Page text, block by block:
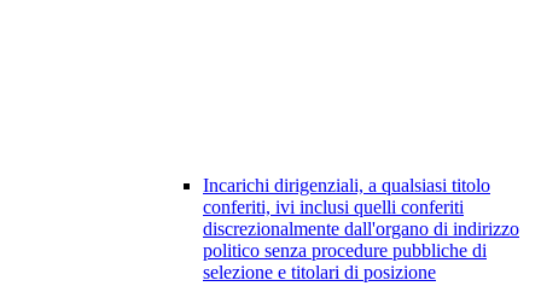
Incarichi dirigenziali, a qualsiasi titolo
conferiti, ivi inclusi quelli conferiti
discrezionalmente dall'organo di indirizzo
politico senza procedure pubbliche di
selezione e titolari di posizione